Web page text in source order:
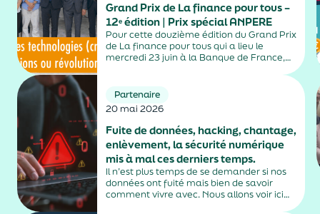
Grand Prix de La finance pour tous –
12ᵉ édition | Prix spécial ANPERE
​Pour cette douzième édition du Grand Prix
de La finance pour tous qui a lieu le
mercredi 23 juin à la Banque de France,
de nombreux étudiants et étudiantes issus
préparatoires, de filières universitaires et...
Partenaire
20 mai 2026
Fuite de données, hacking, chantage,
enlèvement, la sécurité numérique
mis à mal ces derniers temps.
Il n’est plus temps de se demander si nos
données ont fuité mais bien de savoir
comment vivre avec. Nous allons voir ici